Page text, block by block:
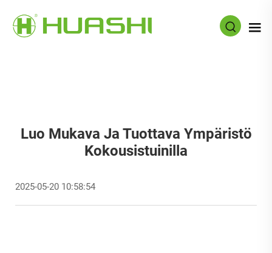
Luo Mukava Ja Tuottava Ympäristö
Kokousistuinilla
2025-05-20 10:58:54